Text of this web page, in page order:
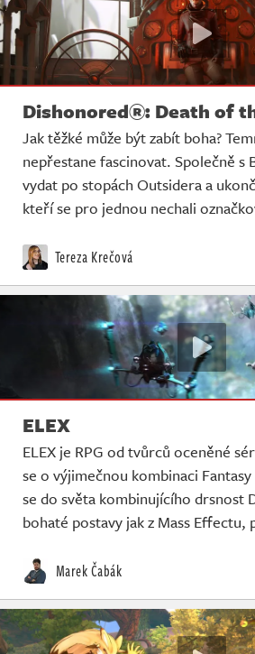
Dishonored®: Death of
Jak těžké může být zabít boha?
nepřestane fascinovat. Společně s
vydat po stopách Outsidera a
kteří se pro jednou nechali
Tereza Krečová
ELEX
ELEX je RPG od tvůrců oceněné
se o výjimečnou kombinaci
se do světa kombinujícího drsnost
bohaté postavy jak z Mass
Marek Čabák